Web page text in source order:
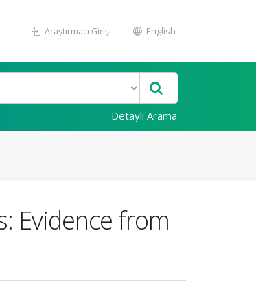
Araştırmacı Girişi English
Detaylı Arama
Evidence from